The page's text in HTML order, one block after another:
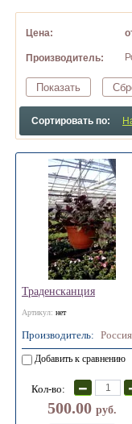
Цена:
Производитель:
Показать
Сортировать по:
Траденсканция
Артикул: нет
Производитель: Россия
Добавить к сравнению
Кол-во: −
500.00 руб.